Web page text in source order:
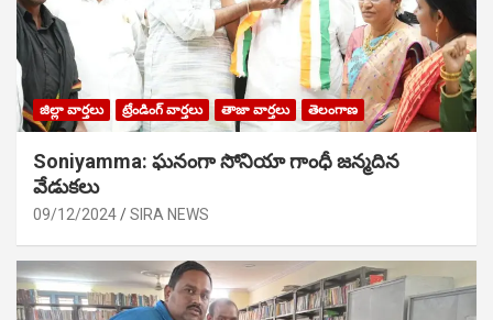
జిల్లా వార్తలు ట్రేండింగ్ వార్తలు తాజా వార్తలు తెలంగాణ
Soniyamma: ఘ‌నంగా సోనియా గాంధీ జ‌న్మ‌దిన
వేడుక‌లు
09/12/2024 SIRA NEWS